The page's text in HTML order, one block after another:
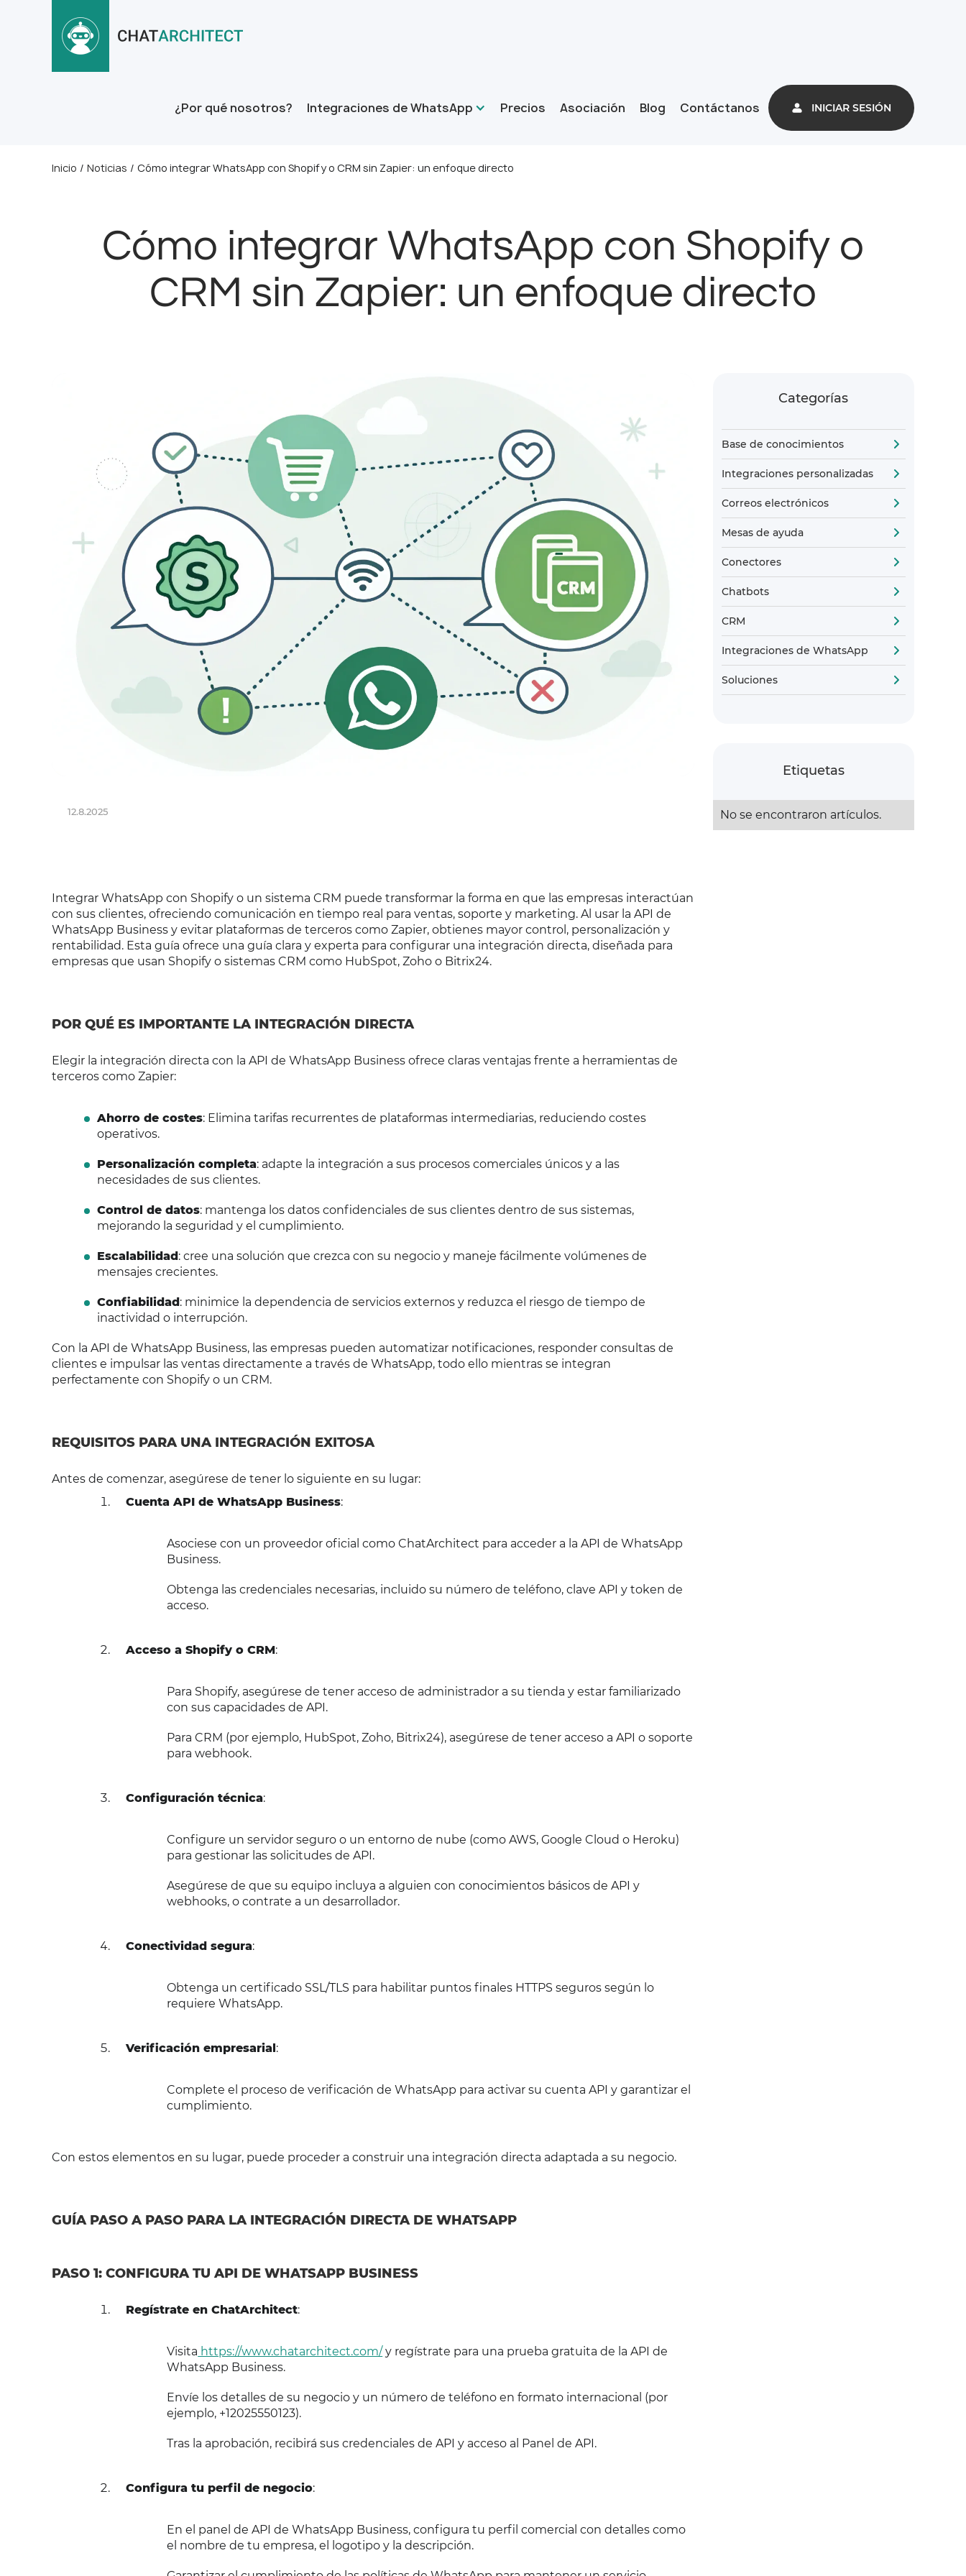
¿Por qué nosotros? Integraciones de WhatsApp Precios Asociación Blog Contáctanos INICIAR SESIÓN
Inicio / Noticias / Cómo integrar WhatsApp con Shopify o CRM sin Zapier: un enfoque directo
Cómo integrar WhatsApp con Shopify o
CRM sin Zapier: un enfoque directo
12.8.2025
Integrar WhatsApp con Shopify o un sistema CRM puede transformar la forma en que las empresas interactúan
con sus clientes, ofreciendo comunicación en tiempo real para ventas, soporte y marketing. Al usar la API de
WhatsApp Business y evitar plataformas de terceros como Zapier, obtienes mayor control, personalización y
rentabilidad. Esta guía ofrece una guía clara y experta para configurar una integración directa, diseñada para
empresas que usan Shopify o sistemas CRM como HubSpot, Zoho o Bitrix24.
POR QUÉ ES IMPORTANTE LA INTEGRACIÓN DIRECTA
Elegir la integración directa con la API de WhatsApp Business ofrece claras ventajas frente a herramientas de
terceros como Zapier:
Ahorro de costes: Elimina tarifas recurrentes de plataformas intermediarias, reduciendo costes
operativos.
Personalización completa: adapte la integración a sus procesos comerciales únicos y a las
necesidades de sus clientes.
Control de datos: mantenga los datos confidenciales de sus clientes dentro de sus sistemas,
mejorando la seguridad y el cumplimiento.
Escalabilidad: cree una solución que crezca con su negocio y maneje fácilmente volúmenes de
mensajes crecientes.
Confiabilidad: minimice la dependencia de servicios externos y reduzca el riesgo de tiempo de
inactividad o interrupción.
Con la API de WhatsApp Business, las empresas pueden automatizar notificaciones, responder consultas de
clientes e impulsar las ventas directamente a través de WhatsApp, todo ello mientras se integran
perfectamente con Shopify o un CRM.
REQUISITOS PARA UNA INTEGRACIÓN EXITOSA
Antes de comenzar, asegúrese de tener lo siguiente en su lugar:
Cuenta API de WhatsApp Business:
Asociese con un proveedor oficial como ChatArchitect para acceder a la API de WhatsApp
Business.
Obtenga las credenciales necesarias, incluido su número de teléfono, clave API y token de
acceso.
Acceso a Shopify o CRM:
Para Shopify, asegúrese de tener acceso de administrador a su tienda y estar familiarizado
con sus capacidades de API.
Para CRM (por ejemplo, HubSpot, Zoho, Bitrix24), asegúrese de tener acceso a API o soporte
para webhook.
Configuración técnica:
Configure un servidor seguro o un entorno de nube (como AWS, Google Cloud o Heroku)
para gestionar las solicitudes de API.
Asegúrese de que su equipo incluya a alguien con conocimientos básicos de API y
webhooks, o contrate a un desarrollador.
Conectividad segura:
Obtenga un certificado SSL/TLS para habilitar puntos finales HTTPS seguros según lo
requiere WhatsApp.
Verificación empresarial:
Complete el proceso de verificación de WhatsApp para activar su cuenta API y garantizar el
cumplimiento.
Con estos elementos en su lugar, puede proceder a construir una integración directa adaptada a su negocio.
GUÍA PASO A PASO PARA LA INTEGRACIÓN DIRECTA DE WHATSAPP
PASO 1: CONFIGURA TU API DE WHATSAPP BUSINESS
Regístrate en ChatArchitect:
Visita https://www.chatarchitect.com/y regístrate para una prueba gratuita de la API de
WhatsApp Business.
Envíe los detalles de su negocio y un número de teléfono en formato internacional (por
ejemplo, +12025550123).
Tras la aprobación, recibirá sus credenciales de API y acceso al Panel de API.
Configura tu perfil de negocio:
En el panel de API de WhatsApp Business, configura tu perfil comercial con detalles como
el nombre de tu empresa, el logotipo y la descripción.
Categorías
Base de conocimientos
Integraciones personalizadas
Correos electrónicos
Mesas de ayuda
Conectores
Chatbots
CRM
Integraciones de WhatsApp
Soluciones
Etiquetas
No se encontraron artículos.